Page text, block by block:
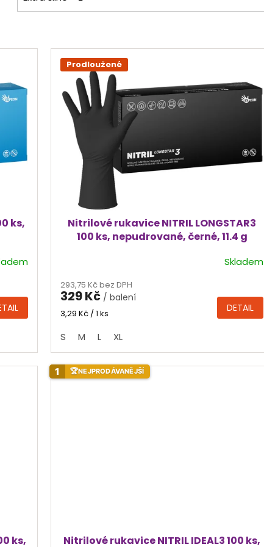
ks,
Prodloužené
Nitrilové rukavice NITRIL LONGSTAR3
100 ks, nepudrované, černé, 11.4 g
produktu
je
4,7
5
Skladem
293,75 Kč bez DPH
329 Kč / balení
Měrná
3,29 Kč / 1 ks DETAIL
S M L XL
ks, Nitrilové rukavice NITRIL IDEAL3 100 ks,
1 🏆NEJPRODÁVANĚJŠÍ